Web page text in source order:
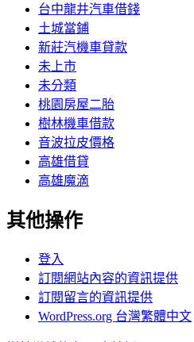
台中龍井汽車借錢
土城當鋪
新莊汽機車貸款
未上市
未分類
桃園房屋二胎
樹林機車借款
音波拉皮價格
高雄借貸
高雄魔滴
其他操作
登入
訂閱網站內容的資訊提供
訂閱留言的資訊提供
WordPress.org 台灣繁體中文